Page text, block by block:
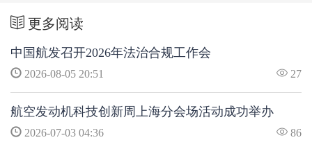
更多阅读
中国航发召开2026年法治合规工作会
2026-08-05 20:51 27
航空发动机科技创新周上海分会场活动成功举办
2026-07-03 04:36 86